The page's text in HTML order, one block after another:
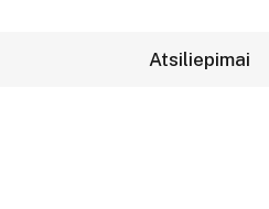
Atsiliepimai